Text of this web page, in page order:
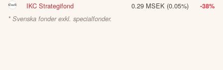
IKC Strategifond
0.29 MSEK (0.05%)
-38%
* Svenska fonder exkl. specialfonder.